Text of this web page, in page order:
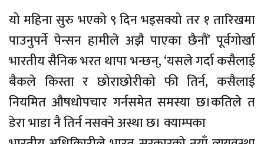
यो महिना सुरु भएको ९ दिन भइसक्यो तर १ तारिखमा
पाउनुपर्ने पेन्सन हामीले अझै पाएका छैनौं’ पूर्वगोर्खा
भारतीय सैनिक भरत थापा भन्छन्, ‘यसले गर्दा कसैलाई
बैकले किस्ता र छोराछोरीको फी तिर्न, कसैलाई
नियमित औषधोपचार गर्नसमेत समस्या छ।कतिले त
डेरा भाडा नै तिर्न नसक्ने अस्था छ। क्याम्पका